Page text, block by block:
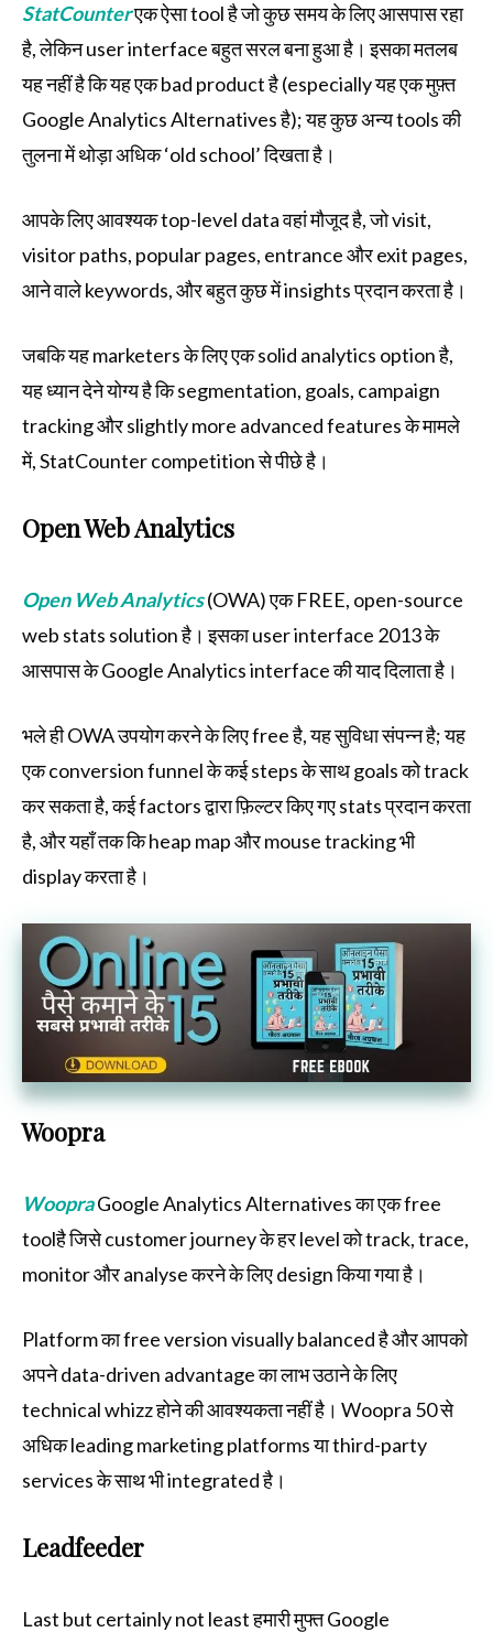
StatCounterएक ऐसा tool है जो कुछ समय के लिए आसपास रहा
है, लेकिन user interface बहुत सरल बना हुआ है। इसका मतलब
यह नहीं है कि यह एक bad product है (especially यह एक मुफ़्त
Google Analytics Alternatives है); यह कुछ अन्य tools की
तुलना में थोड़ा अधिक ‘old school’ दिखता है।
आपके लिए आवश्यक top-level data वहां मौजूद है, जो visit,
visitor paths, popular pages, entrance और exit pages,
आने वाले keywords, और बहुत कुछ में insights प्रदान करता है।
जबकि यह marketers के लिए एक solid analytics option है,
यह ध्यान देने योग्य है कि segmentation, goals, campaign
tracking और slightly more advanced features के मामले
में, StatCounter competition से पीछे है।
Open Web Analytics
Open Web Analytics(OWA) एक FREE, open-source
web stats solution है। इसका user interface 2013 के
आसपास के Google Analytics interface की याद दिलाता है।
भले ही OWA उपयोग करने के लिए free है, यह सुविधा संपन्न है; यह
एक conversion funnel के कई steps के साथ goals को track
कर सकता है, कई factors द्वारा फ़िल्टर किए गए stats प्रदान करता
है, और यहाँ तक कि heap map और mouse tracking भी
display करता है।
Woopra
WoopraGoogle Analytics Alternatives का एक free
toolहै जिसे customer journey के हर level को track, trace,
monitor और analyse करने के लिए design किया गया है।
Platform का free version visually balanced है और आपको
अपने data-driven advantage का लाभ उठाने के लिए
technical whizz होने की आवश्यकता नहीं है। Woopra 50 से
अधिक leading marketing platforms या third-party
services के साथ भी integrated है।
Leadfeeder
Last but certainly not least हमारी मुफ्त Google